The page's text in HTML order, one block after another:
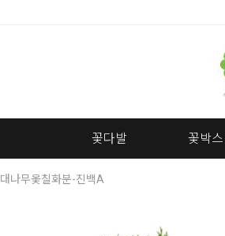
꽃다발 꽃박스
대나무옻칠화분-진백A